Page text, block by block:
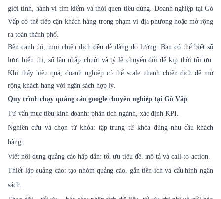
giới tính, hành vi tìm kiếm và thói quen tiêu dùng. Doanh nghiệp tại Gò
Vấp có thể tiếp cận khách hàng trong phạm vi địa phương hoặc mở rộng
ra toàn thành phố.
Bên cạnh đó, mọi chiến dịch đều dễ dàng đo lường. Bạn có thể biết số
lượt hiển thị, số lần nhấp chuột và tỷ lệ chuyển đổi để kịp thời tối ưu.
Khi thấy hiệu quả, doanh nghiệp có thể scale nhanh chiến dịch để mở
rộng khách hàng với ngân sách hợp lý.
Quy trình chạy quảng cáo google chuyên nghiệp tại Gò Vấp
Tư vấn mục tiêu kinh doanh: phân tích ngành, xác định KPI.
Nghiên cứu và chọn từ khóa: tập trung từ khóa đúng nhu cầu khách
hàng.
Viết nội dung quảng cáo hấp dẫn: tối ưu tiêu đề, mô tả và call-to-action.
Thiết lập quảng cáo: tạo nhóm quảng cáo, gắn tiện ích và cấu hình ngân
sách.